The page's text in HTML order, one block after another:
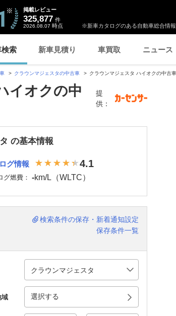
※新車カタログのある自動車総合情
掲載レビュー
325,877 件
2026.08.07 時点
索 新車見積り 車買取 ニュース
クラウンマジェスタの中古車 クラウンマジェスタ ハイオクの中古車
イオクの中
提
供：
の基本情報
グ情報 4.1
グ燃費： -km/L（WLTC）
検索条件の保存・新着通知設定
保存条件一覧
域 選択する